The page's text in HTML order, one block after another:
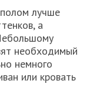
лучше
а
необходимый
немного
или кровать